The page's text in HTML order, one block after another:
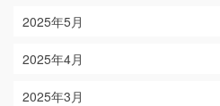
2025年5月
2025年4月
2025年3月